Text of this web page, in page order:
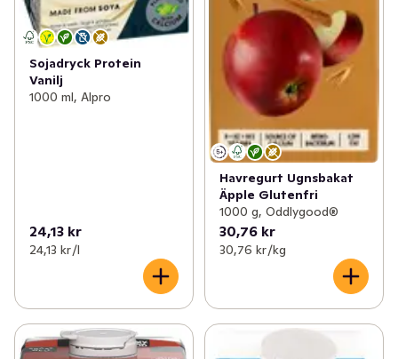
Sojadryck Protein
Vanilj
1000 ml, Alpro
24,13 kr
24,13 kr /l
Havregurt Ugnsbakat
Äpple Glutenfri
1000 g, Oddlygood®
30,76 kr
30,76 kr /kg